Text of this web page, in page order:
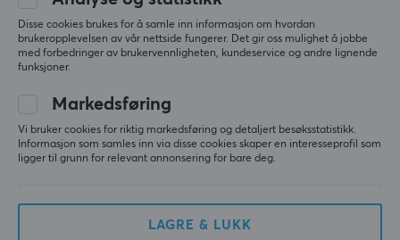
37 mm
Vekt
455 g
EGENSKAPER
Formfaktor
Språkoppsett
Vis originalen
Razer Huntsman V3 Pro Mini Gaming Tastatur [Razer Analog Optical Switch
0 likes
Razer Huntsman V3 Pro Mini Gaming Tastatur [Razer Analog Optical Switch
Disse cookies brukes for å samle inn informasjon om hvordan
brukeropplevelsen av vår nettside fungerer. Det gir oss mulighet å jobbe
med forbedringer av brukervennligheten, kundeservice og andre lignende
funksjoner.
Markedsføring
Vi bruker cookies for riktig markedsføring og detaljert besøksstatistikk.
Informasjon som samles inn via disse cookies skaper en interesseprofil som
ligger til grunn for relevant annonsering for bare deg.
LAGRE & LUKK